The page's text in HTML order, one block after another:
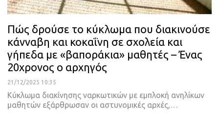
Πώς δρούσε το κύκλωμα που διακινούσε
κάνναβη και κοκαΐνη σε σχολεία και
γήπεδα με «βαποράκια» μαθητές – Ένας
20χρονος ο αρχηγός
21/12/2025 10:35
Κύκλωμα διακίνησης ναρκωτικών με εμπλοκή ανηλίκων
μαθητών εξάρθρωσαν οι αστυνομικές αρχές,…